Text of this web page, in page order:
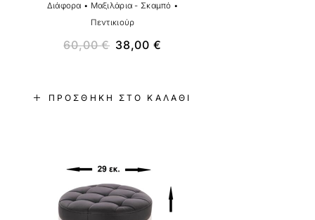
ΠΡΟΣΘΉΚΗ ΣΤΟ ΚΑΛΆΘΙ
Διάφορα • Μαξιλάρια - Σκαμπό •
Πεντικιούρ
60,00€ 38,00 €